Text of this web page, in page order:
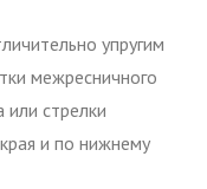
упругим
межресничного
или стрелки
и по нижнему